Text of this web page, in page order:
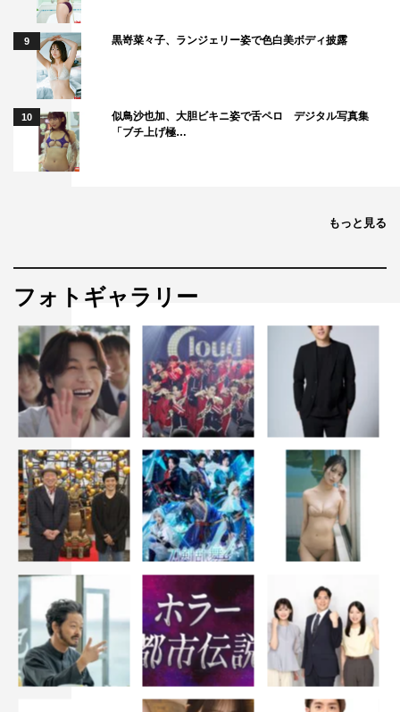
9 黒嵜菜々子、ランジェリー姿で色白美ボディ披露
10
似鳥沙也加、大胆ビキニ姿で舌ペロ デジタル写真集
「ブチ上げ極…
もっと見る
フォトギャラリー